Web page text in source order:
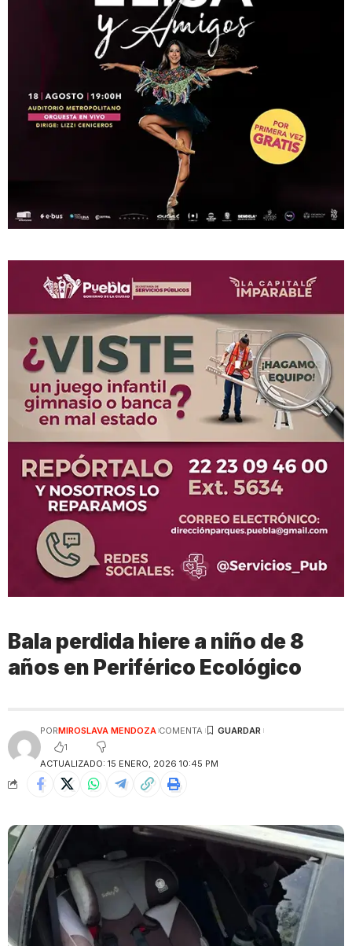
Bala perdida hiere a niño de 8
años en Periférico Ecológico
ACTUALIZADO: 15 ENERO, 2026 10:45 PM
PORMIROSLAVA MENDOZA COMENTA
1